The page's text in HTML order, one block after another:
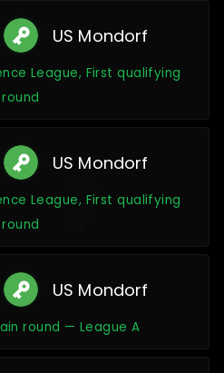
US Mondorf
League, First qualifying
round
US Mondorf
League, First qualifying
round
US Mondorf
round — League A